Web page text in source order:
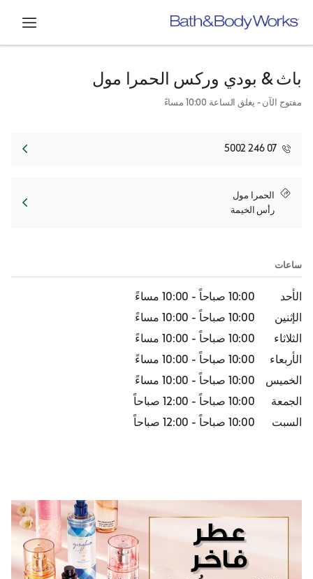
باث & بودي وركس الحمرا مول
مفتوح الآن - يغلق الساعة 10:00 مساءً
07 246 5002
الحمرا مول
رأس الخيمة
ساعات
الأحد 10:00 صباحاً - 10:00 مساءً
الإثنين
10:00 صباحاً - 10:00 مساءً
الثلاثاء
10:00 صباحاً - 10:00 مساءً
الأربعاء
10:00 صباحاً - 10:00 مساءً
الخميس
10:00 صباحاً - 10:00 مساءً
الجمعة
10:00 صباحاً - 12:00 صباحاً
السبت
10:00 صباحاً - 12:00 صباحاً